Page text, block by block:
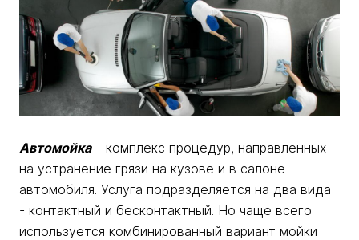
Автомойка– комплекс процедур, направленных
на устранение грязи на кузове и в салоне
автомобиля. Услуга подразделяется на два вида
- контактный и бесконтактный. Но чаще всего
используется комбинированный вариант мойки